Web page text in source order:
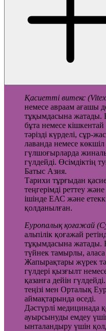
Қасиетті витекс
немесе авраам ағашы
тұқымдасына жатады.
бұта немесе
тәрізді күрделі, сұр-
лаванда немесе көкшіл
гүлшоғырларда
гүлдейді. Өсімдіктің
Батыс Азия.
Тарихи тұрғыдан
теңгерімді реттеу
ішінде ЕАС және
қолданылған.
Еуропалық қоғажай
альпілік қоғажай
тұқымдасына жатады.
түйнек тамырлы,
Жапырақтары жүрек
гүлдері қызғылт
қазанға дейін
теңізі мен Орталық
аймақтарында өседі.
Дәстүрлі медицинада
ауырсынуды емдеу
ынталандыру үшін